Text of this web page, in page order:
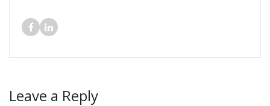
Leave a Reply